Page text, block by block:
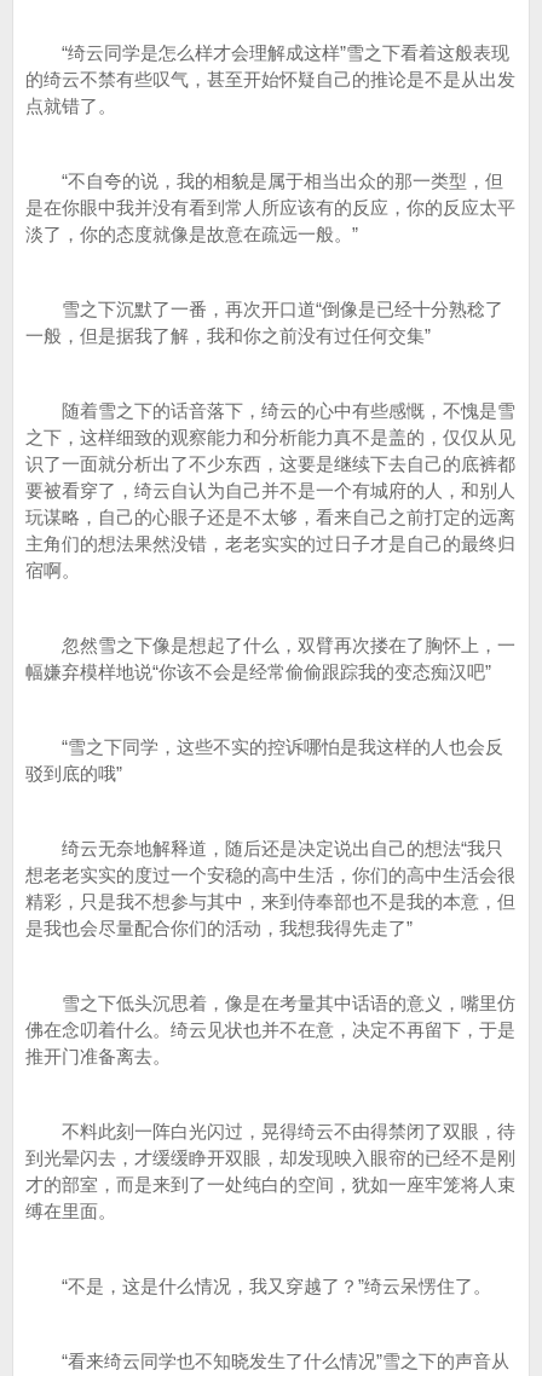
“绮云同学是怎么样才会理解成这样”雪之下看着这般表现
的绮云不禁有些叹气，甚至开始怀疑自己的推论是不是从出发
点就错了。
“不自夸的说，我的相貌是属于相当出众的那一类型，但
是在你眼中我并没有看到常人所应该有的反应，你的反应太平
淡了，你的态度就像是故意在疏远一般。”
雪之下沉默了一番，再次开口道“倒像是已经十分熟稔了
一般，但是据我了解，我和你之前没有过任何交集”
随着雪之下的话音落下，绮云的心中有些感慨，不愧是雪
之下，这样细致的观察能力和分析能力真不是盖的，仅仅从见
识了一面就分析出了不少东西，这要是继续下去自己的底裤都
要被看穿了，绮云自认为自己并不是一个有城府的人，和别人
玩谋略，自己的心眼子还是不太够，看来自己之前打定的远离
主角们的想法果然没错，老老实实的过日子才是自己的最终归
宿啊。
忽然雪之下像是想起了什么，双臂再次搂在了胸怀上，一
幅嫌弃模样地说“你该不会是经常偷偷跟踪我的变态痴汉吧”
“雪之下同学，这些不实的控诉哪怕是我这样的人也会反
驳到底的哦”
绮云无奈地解释道，随后还是决定说出自己的想法“我只
想老老实实的度过一个安稳的高中生活，你们的高中生活会很
精彩，只是我不想参与其中，来到侍奉部也不是我的本意，但
是我也会尽量配合你们的活动，我想我得先走了”
雪之下低头沉思着，像是在考量其中话语的意义，嘴里仿
佛在念叨着什么。绮云见状也并不在意，决定不再留下，于是
推开门准备离去。
不料此刻一阵白光闪过，晃得绮云不由得禁闭了双眼，待
到光晕闪去，才缓缓睁开双眼，却发现映入眼帘的已经不是刚
才的部室，而是来到了一处纯白的空间，犹如一座牢笼将人束
缚在里面。
“不是，这是什么情况，我又穿越了？”绮云呆愣住了。
“看来绮云同学也不知晓发生了什么情况”雪之下的声音从